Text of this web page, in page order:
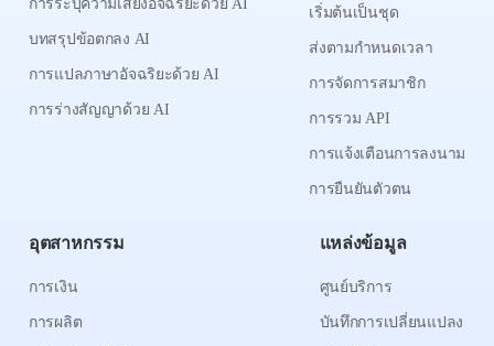
การระบุความเสี่ยงอัจฉริยะด้วย AI
บทสรุปข้อตกลง AI
การแปลภาษาอัจฉริยะด้วย AI
การร่างสัญญาด้วย AI
เริ่มต้นเป็นชุด
ส่งตามกำหนดเวลา
การจัดการสมาชิก
การรวม API
การแจ้งเตือนการลงนาม
การยืนยันตัวตน
อุตสาหกรรม
การเงิน
การผลิต
แหล่งข้อมูล
ศูนย์บริการ
บันทึกการเปลี่ยนแปลง